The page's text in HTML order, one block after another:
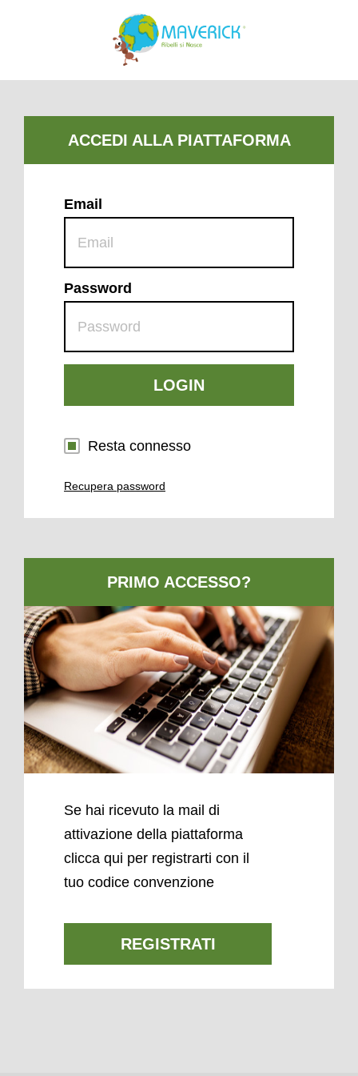
Email
Password
LOGIN
Resta connesso
Recupera password
Se hai ricevuto la mail di
attivazione della piattaforma
clicca qui per registrarti con il
tuo codice convenzione
REGISTRATI